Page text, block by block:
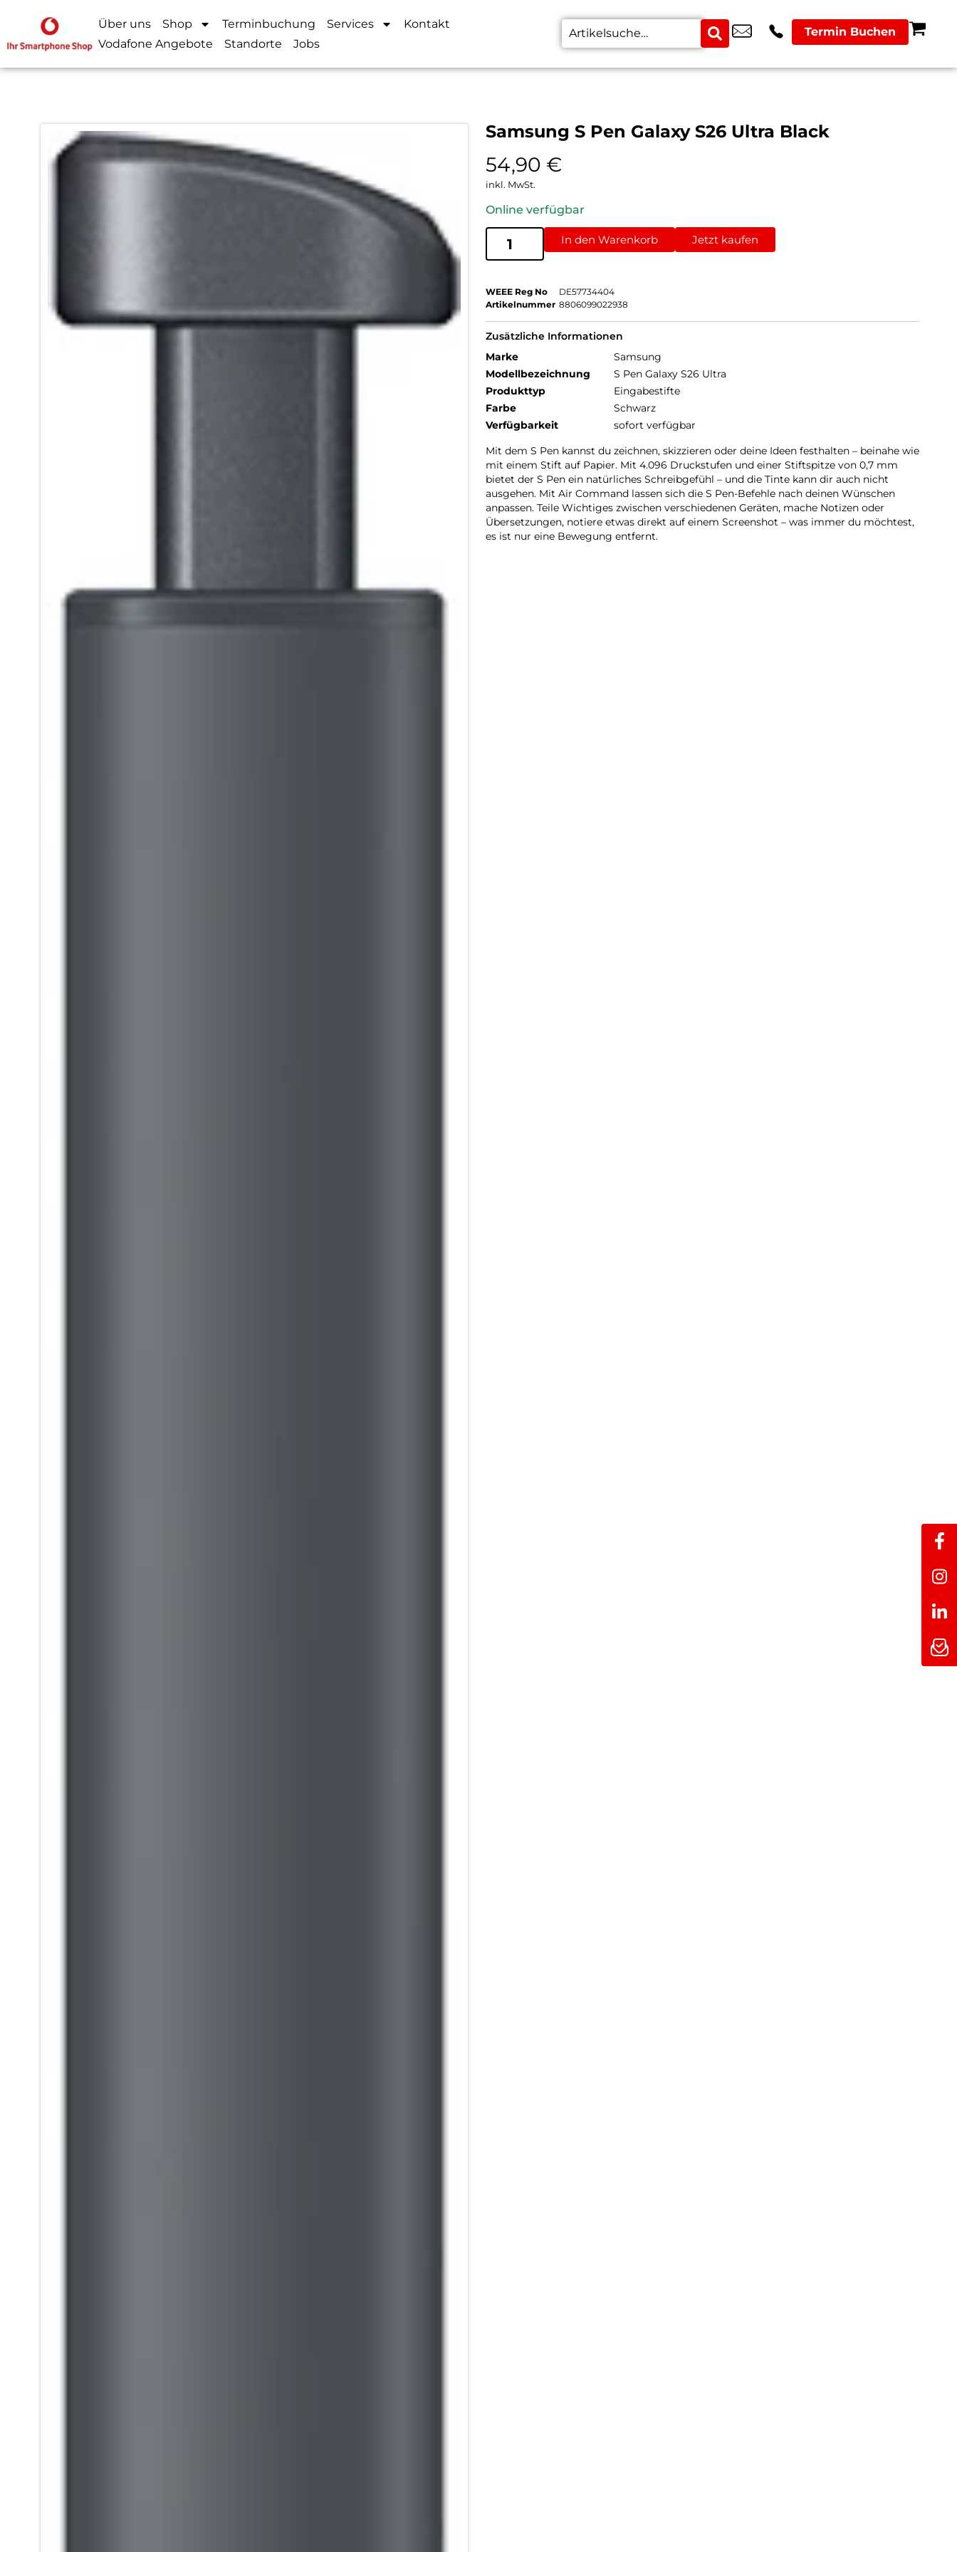
Über uns Shop Terminbuchung Services
Kontakt
Vodafone Angebote
Standorte Jobs
Termin Buchen
Samsung S Pen Galaxy S26 Ultra Black
54,90 €
inkl. MwSt.
Online verfügbar
In den Warenkorb Jetzt kaufen
WEEE Reg No
DE57734404
Artikelnummer 8806099022938
Zusätzliche Informationen
Marke
Samsung
Modellbezeichnung
S Pen Galaxy S26 Ultra
Produkttyp
Eingabestifte
Farbe
Schwarz
Verfügbarkeit
sofort verfügbar
Mit dem S Pen kannst du zeichnen, skizzieren oder deine Ideen festhalten – beinahe wie
mit einem Stift auf Papier. Mit 4.096 Druckstufen und einer Stiftspitze von 0,7 mm
bietet der S Pen ein natürliches Schreibgefühl – und die Tinte kann dir auch nicht
ausgehen. Mit Air Command lassen sich die S Pen-Befehle nach deinen Wünschen
anpassen. Teile Wichtiges zwischen verschiedenen Geräten, mache Notizen oder
Übersetzungen, notiere etwas direkt auf einem Screenshot – was immer du möchtest,
es ist nur eine Bewegung entfernt.